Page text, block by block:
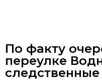
По факту
переулке